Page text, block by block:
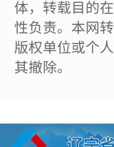
体，转载目的
性负责。本网
版权单位或个
其撤除。